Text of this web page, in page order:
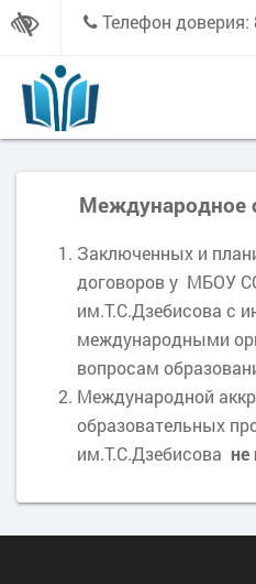
Телефон доверия:
Международное
Заключенных и
договоров у МБОУ
им.Т.С.Дзебисова с
международными
вопросам
Международной
образовательных
им.Т.С.Дзебисова не